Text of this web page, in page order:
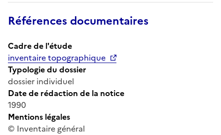
Références documentaires
Cadre de l'étude
inventaire topographique
Typologie du dossier
dossier individuel
Date de rédaction de la notice
1990
Mentions légales
© Inventaire général